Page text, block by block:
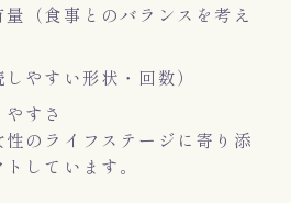
量（食事とのバランスを考え
やすい形状・回数）
すさ
性のライフステージに寄り添
しています。